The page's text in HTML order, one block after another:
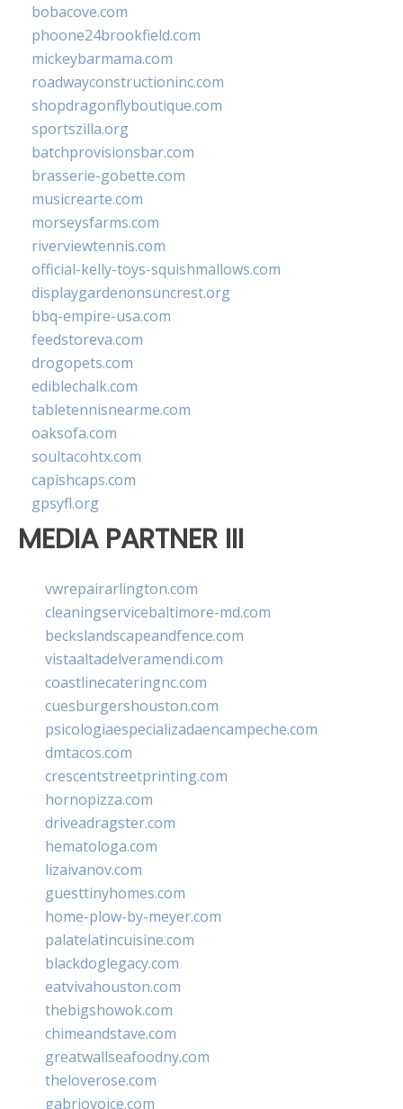
bobacove.com
phoone24brookfield.com
mickeybarmama.com
roadwayconstructioninc.com
shopdragonflyboutique.com
sportszilla.org
batchprovisionsbar.com
brasserie-gobette.com
musicrearte.com
morseysfarms.com
riverviewtennis.com
official-kelly-toys-squishmallows.com
displaygardenonsuncrest.org
bbq-empire-usa.com
feedstoreva.com
drogopets.com
ediblechalk.com
tabletennisnearme.com
oaksofa.com
soultacohtx.com
capishcaps.com
gpsyfl.org
MEDIA PARTNER III
vwrepairarlington.com
cleaningservicebaltimore-md.com
beckslandscapeandfence.com
vistaaltadelveramendi.com
coastlinecateringnc.com
cuesburgershouston.com
psicologiaespecializadaencampeche.com
dmtacos.com
crescentstreetprinting.com
hornopizza.com
driveadragster.com
hematologa.com
lizaivanov.com
guesttinyhomes.com
home-plow-by-meyer.com
palatelatincuisine.com
blackdoglegacy.com
eatvivahouston.com
thebigshowok.com
chimeandstave.com
greatwallseafoodny.com
theloverose.com
gabriovoice.com